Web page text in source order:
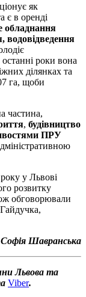
як
є в оренді
обладнання
водовідведення
роки вона
ділянках та
га, щоби
частина,
, будівництво
ПРУ
у Львові
розвитку
обговорювали
Софія Шавранська
Львова та
Viber.